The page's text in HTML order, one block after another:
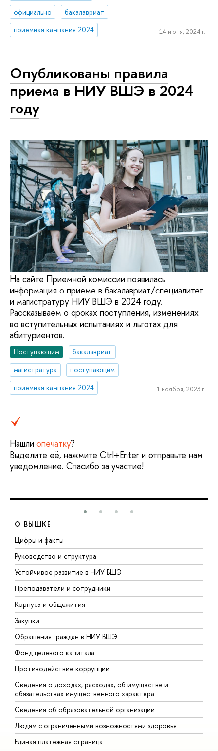
официально
бакалавриат
приемная кампания 2024
14 июня, 2024 г.
Опубликованы правила
приема в НИУ ВШЭ в 2024
году
На сайте Приемной комиссии появилась
информация о приеме в бакалавриат/специалитет
и магистратуру НИУ ВШЭ в 2024 году.
Рассказываем о сроках поступления, изменениях
во вступительных испытаниях и льготах для
абитуриентов.
Поступающим
бакалавриат
магистратура
поступающим
приемная кампания 2024
1 ноября, 2023 г.
Нашли опечатку?
Выделите её, нажмите Ctrl+Enter и отправьте нам
уведомление. Спасибо за участие!
О ВЫШКЕ
Цифры и факты
Руководство и структура
Устойчивое развитие в НИУ ВШЭ
Преподаватели и сотрудники
Корпуса и общежития
Закупки
Обращения граждан в НИУ ВШЭ
Фонд целевого капитала
Противодействие коррупции
Сведения о доходах, расходах, об имуществе и
обязательствах имущественного характера
Сведения об образовательной организации
Людям с ограниченными возможностями здоровья
Единая платежная страница